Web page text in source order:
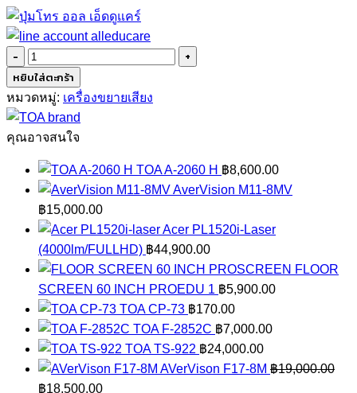
จำนวน
TOA
DA-
500FH
ชิ้น
หยิบใส่ตะกร้า
หมวดหมู่: เครื่องขยายเสียง
คุณอาจสนใจ
TOA A-2060 H ฿8,600.00
AverVision M11-8MV
฿15,000.00
Acer PL1520i-Laser
(4000lm/FULLHD) ฿44,900.00
FLOOR
SCREEN 60 INCH PROEDU 1 ฿5,900.00
TOA CP-73 ฿170.00
TOA F-2852C ฿7,000.00
TOA TS-922 ฿24,000.00
AVerVison F17-8M ฿19,000.00
Original
฿18,500.00Current